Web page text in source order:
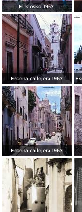
El kiosko 1967.
Escena callejera 1967.
Escena callejera 1967.